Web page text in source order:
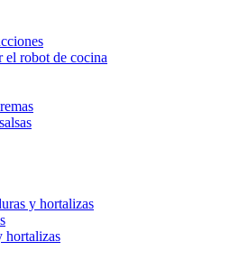
el robot de cocina
y hortalizas
hortalizas